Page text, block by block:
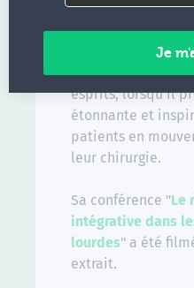
Le congrès a
l'intervention en
chirurgien
Pereiraqui a
esprits, lorsqu'il
étonnante et
patients en
leur chirurgie.
Sa conférence "Le
intégrative dans
lourdes" a été
extrait.